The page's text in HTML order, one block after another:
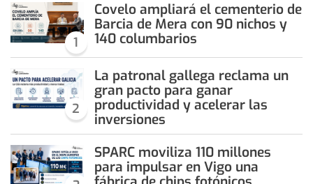
1
Covelo ampliará el cementerio de
Barcia de Mera con 90 nichos y
140 columbarios
2
La patronal gallega reclama un
gran pacto para ganar
productividad y acelerar las
inversiones
SPARC moviliza 110 millones
para impulsar en Vigo una